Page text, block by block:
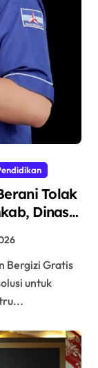
Tolak
Dinas
Harus
untuk